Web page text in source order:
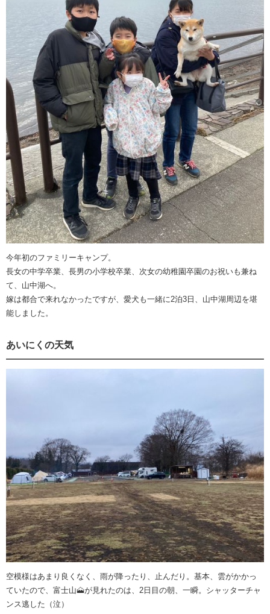
今年初のファミリーキャンプ。
長女の中学卒業、長男の小学校卒業、次女の幼稚園卒園のお祝いも兼ね
て、山中湖へ。
嫁は都合で来れなかったですが、愛犬も一緒に2泊3日、山中湖周辺を堪
能しました。
あいにくの天気
空模様はあまり良くなく、雨が降ったり、止んだり。基本、雲がかかっ
ていたので、富士山🗻が見れたのは、2日目の朝、一瞬。シャッターチャ
ンス逃した（泣）